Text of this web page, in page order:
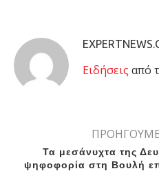
Eιδήσεις από
Τα μεσάνυχτα της
ψηφοφορία στη Βουλή